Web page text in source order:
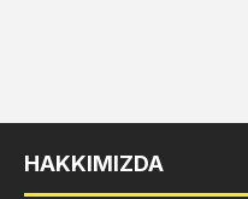
HAKKIMIZDA